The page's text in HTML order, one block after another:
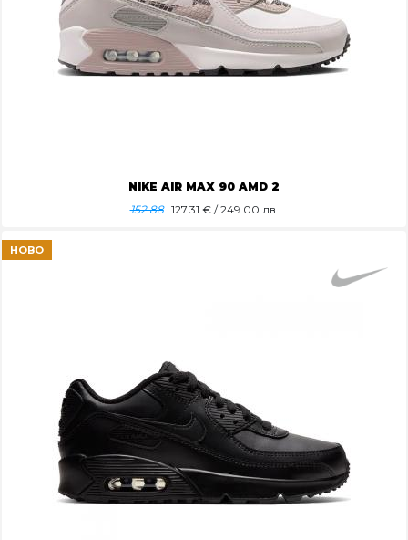
NIKE AIR MAX 90 AMD 2
152.88 127.31 € / 249.00 лв.
НОВО